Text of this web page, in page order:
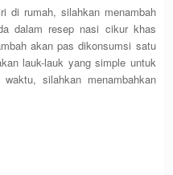
di rumah, silahkan menambah
dalam resep nasi cikur khas
akan pas dikonsumsi satu
lauk-lauk yang simple untuk
silahkan menambahkan